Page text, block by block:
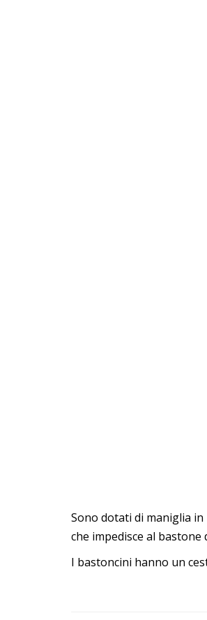
Sono dotati di maniglia
che impedisce al
I bastoncini hanno un